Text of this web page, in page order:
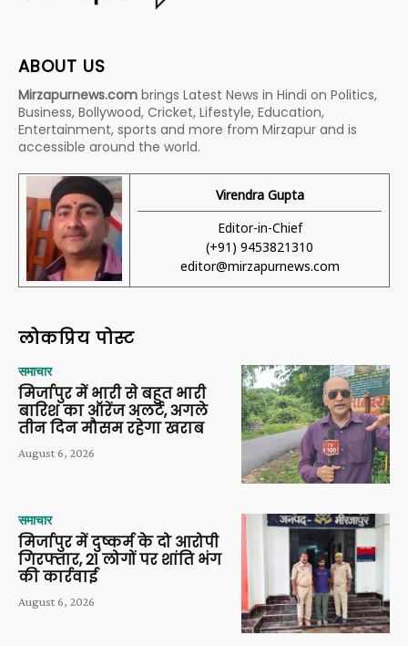
ABOUT US
Mirzapurnews.com brings Latest News in Hindi on Politics,
Business, Bollywood, Cricket, Lifestyle, Education,
Entertainment, sports and more from Mirzapur and is
accessible around the world.
Virendra Gupta
Editor-in-Chief
(+91) 9453821310
editor@mirzapurnews.com
लोकप्रिय पोस्ट
समाचार
मिर्जापुर में भारी से बहुत भारी
बारिश का ऑरेंज अलर्ट, अगले
तीन दिन मौसम रहेगा खराब
August 6, 2026
समाचार
मिर्जापुर में दुष्कर्म के दो आरोपी
गिरफ्तार, 21 लोगों पर शांति भंग
की कार्रवाई
August 6, 2026